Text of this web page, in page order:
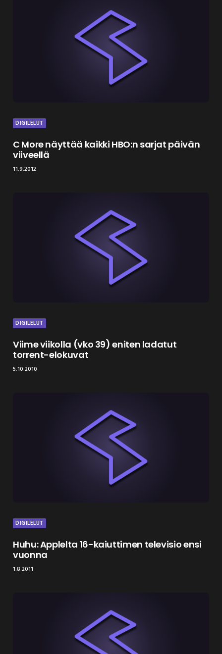
DIGILELUT
C More näyttää kaikki HBO:n sarjat päivän
viiveellä
11.9.2012
DIGILELUT
Viime viikolla (vko 39) eniten ladatut
torrent-elokuvat
5.10.2010
DIGILELUT
Huhu: Applelta 16-kaiuttimen televisio ensi
vuonna
1.8.2011